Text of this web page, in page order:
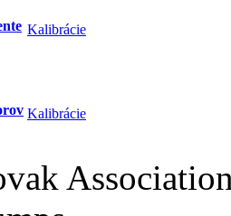
Kalibrácie
Kalibrácie